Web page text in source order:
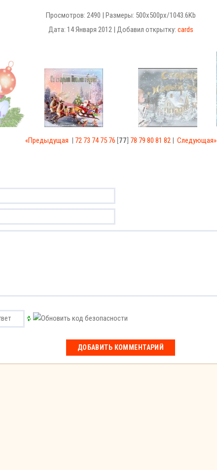
Просмотров: 2490 | Размеры: 500x500px/1043.6Kb
Дата: 14 Января 2012 | Добавил открытку: cards
«Предыдущая 72 73 74 75 76 77 78 79 80 81 82| Следующая»